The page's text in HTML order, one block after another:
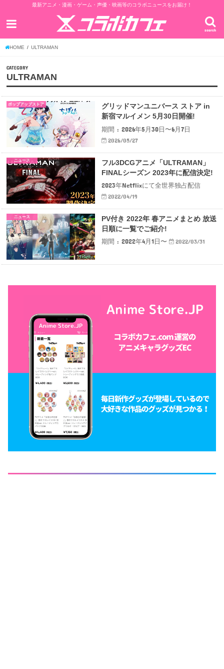
最新アニメ・漫画・ゲーム・声優・映画等のコラボニュースをお届け！
search
HOME ULTRAMAN
CATEGORY
ULTRAMAN
ポップアップストア
グリッドマンユニバース ストア in
新宿マルイメン 5月30日開催!
期間 : 2026年5月30日〜6月7日
2026/05/27
ニュース
フル3DCGアニメ「ULTRAMAN」
FINALシーズン 2023年に配信決定!
2023年Netflixにて全世界独占配信
2022/04/19
ニュース
PV付き 2022年 春アニメまとめ 放送
日順に一覧でご紹介!
期間 : 2022年4月1日〜
2022/03/31